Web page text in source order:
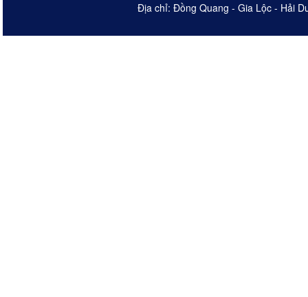
Địa chỉ: Đồng Quang - Gia Lộc - Hải